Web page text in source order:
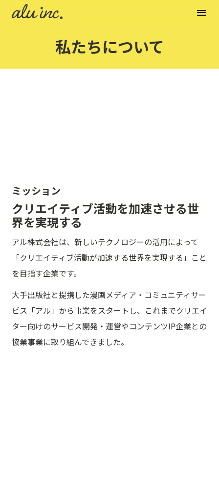
menu
私たちについて
ミッション
クリエイティブ活動を加速させる世
界を実現する
アル株式会社は、新しいテクノロジーの活用によって
「クリエイティブ活動が加速する世界を実現する」こと
を目指す企業です。
大手出版社と提携した漫画メディア・コミュニティサー
ビス「アル」から事業をスタートし、これまでクリエイ
ター向けのサービス開発・運営やコンテンツIP企業との
協業事業に取り組んできました。